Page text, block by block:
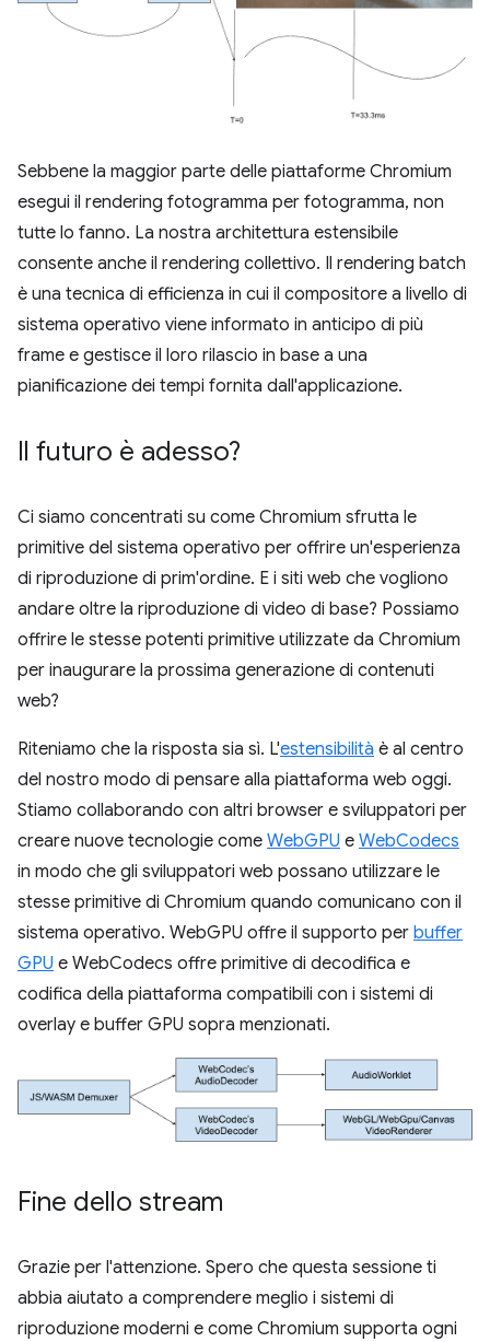
Sebbene la maggior parte delle piattaforme Chromium
esegui il rendering fotogramma per fotogramma, non
tutte lo fanno. La nostra architettura estensibile
consente anche il rendering collettivo. Il rendering batch
è una tecnica di efficienza in cui il compositore a livello di
sistema operativo viene informato in anticipo di più
frame e gestisce il loro rilascio in base a una
pianificazione dei tempi fornita dall'applicazione.
Il futuro è adesso?
Ci siamo concentrati su come Chromium sfrutta le
primitive del sistema operativo per offrire un'esperienza
di riproduzione di prim'ordine. E i siti web che vogliono
andare oltre la riproduzione di video di base? Possiamo
offrire le stesse potenti primitive utilizzate da Chromium
per inaugurare la prossima generazione di contenuti
web?
Riteniamo che la risposta sia sì. L'estensibilità è al centro
del nostro modo di pensare alla piattaforma web oggi.
Stiamo collaborando con altri browser e sviluppatori per
creare nuove tecnologie come WebGPU e WebCodecs
in modo che gli sviluppatori web possano utilizzare le
stesse primitive di Chromium quando comunicano con il
sistema operativo. WebGPU offre il supporto per buffer
GPU e WebCodecs offre primitive di decodifica e
codifica della piattaforma compatibili con i sistemi di
overlay e buffer GPU sopra menzionati.
Fine dello stream
Grazie per l'attenzione. Spero che questa sessione ti
abbia aiutato a comprendere meglio i sistemi di
riproduzione moderni e come Chromium supporta ogni